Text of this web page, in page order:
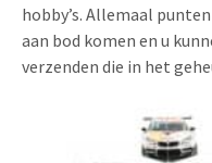
hobby’s. Allemaal
aan bod komen en u
verzenden die in het